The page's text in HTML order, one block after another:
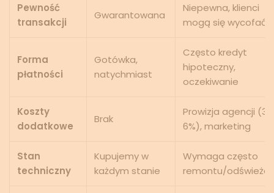
Pewność
transakcji
Gwarantowana
Niepewna, klienci
mogą się wycofać
Forma
płatności
Gotówka,
natychmiast
Często kredyt
hipoteczny,
oczekiwanie
Koszty
dodatkowe
Brak
Prowizja agencji (3-
6%), marketing
Stan
techniczny
Kupujemy w
każdym stanie
Wymaga często
remontu/